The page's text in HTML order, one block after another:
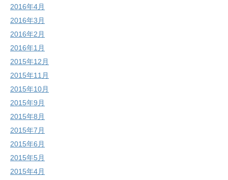
2016年4月
2016年3月
2016年2月
2016年1月
2015年12月
2015年11月
2015年10月
2015年9月
2015年8月
2015年7月
2015年6月
2015年5月
2015年4月